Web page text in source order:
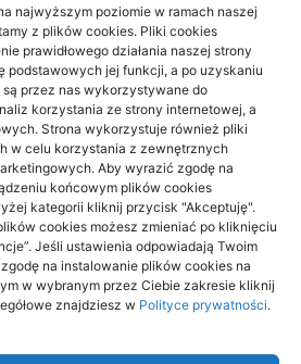
najwyższym poziomie w ramach naszej
z plików cookies. Pliki cookies
prawidłowego działania naszej strony
podstawowych jej funkcji, a po uzyskaniu
przez nas wykorzystywane do
korzystania ze strony internetowej, a
Strona wykorzystuje również pliki
w celu korzystania z zewnętrznych
Aby wyrazić zgodę na
końcowym plików cookies
kategorii kliknij przycisk "Akceptuję".
cookies możesz zmieniać po kliknięciu
Jeśli ustawienia odpowiadają Twoim
na instalowanie plików cookies na
w wybranym przez Ciebie zakresie kliknij
znajdziesz w Polityce prywatności.
NFZ: fizjoterapia przy
Archino
to miejsce dla ludzi takich jak ty.
Odkrywaj nowe rzeczy dzięki